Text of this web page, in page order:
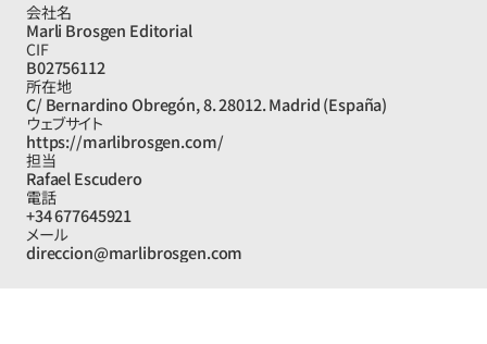
会社名
Marli Brosgen Editorial
CIF
B02756112
所在地
C/ Bernardino Obregón, 8. 28012. Madrid (España)
ウェブサイト
https://marlibrosgen.com/
担当
Rafael Escudero
電話
+34 677645921
メール
direccion@marlibrosgen.com